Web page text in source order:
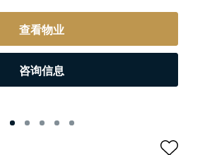
查看物业
咨询信息